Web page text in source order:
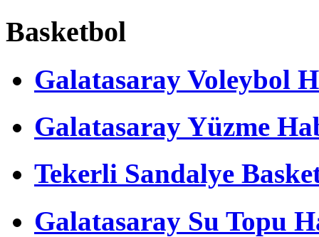
Basketbol
Galatasaray Voleybol
Galatasaray Yüzme
Tekerli Sandalye
Galatasaray Su Topu